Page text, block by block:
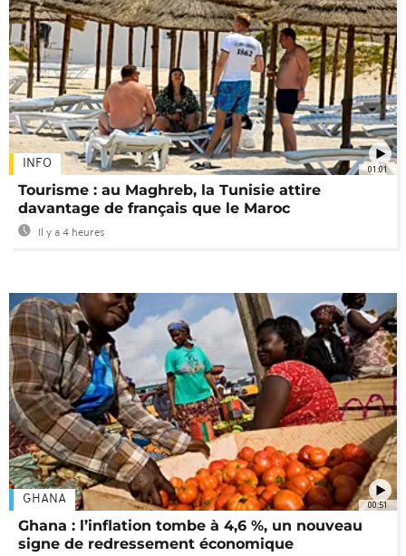
01:01
INFO
Tourisme : au Maghreb, la Tunisie attire
davantage de français que le Maroc
Il y a 4 heures
00:51
GHANA
Ghana : l’inflation tombe à 4,6 %, un nouveau
signe de redressement économique